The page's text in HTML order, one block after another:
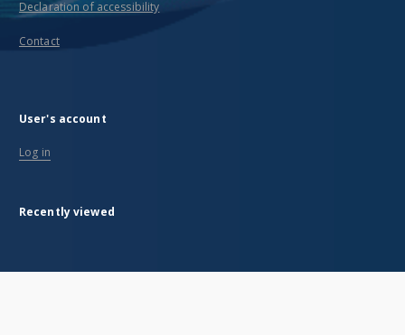
Declaration of accessibility
Contact
User's account
Log in
Recently viewed